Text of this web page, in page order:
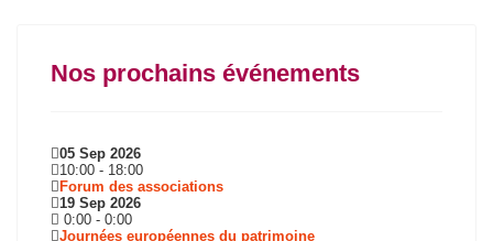
Nos prochains événements
05 Sep 2026
10:00 - 18:00
Forum des associations
19 Sep 2026
0:00 - 0:00
Journées européennes du patrimoine